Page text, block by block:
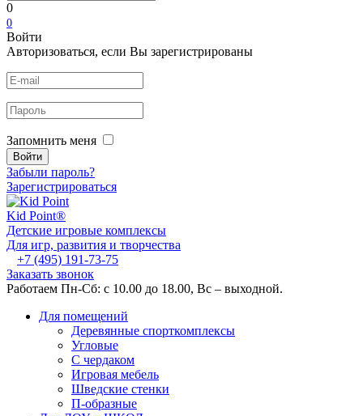
0
0
Войти
Авторизоваться, если Вы зарегистрированы
Запомнить меня
Забыли пароль?
Зарегистрироваться
Kid Point®
Детские игровые комплексы
Для игр, развития и творчества
+7 (495) 191-73-75
Заказать звонок
Работаем Пн-Сб: с 10.00 до 18.00, Вс – выходной.
Для помещений
Деревянные спорткомплексы
Угловые
С чердаком
Игровая мебель
Шведские стенки
П-образные